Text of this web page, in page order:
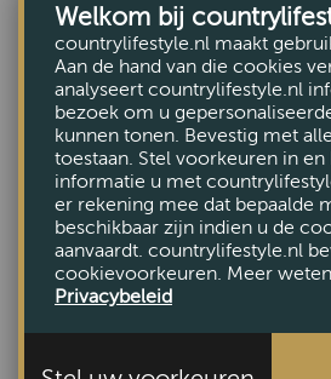
afwerking
40g/m² PrimaLoft® vulling voor
Contrasterende corduroy kraag
Raglan mouw voor meer
Twee-wegs metalen rits
drukknoopsluiting
Leren details op de zakken en
Ruime opgestikte zakken met
Dubbele ventilatieopeningen op de
drukknoopsluiting
Welkom bij
countrylifestyle.nl maakt
Aan de hand van die cookies
analyseert countrylifestyle.nl
bezoek om u
kunnen tonen. Bevestig met
toestaan. Stel voorkeuren in en
informatie u met
er rekening mee dat bepaalde
beschikbaar zijn indien u de
aanvaardt. countrylifestyle.nl
cookievoorkeuren. Meer
Privacybeleid